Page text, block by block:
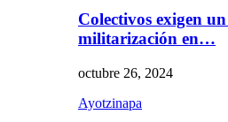
Colectivos exigen
militarización en…
octubre 26, 2024
Ayotzinapa